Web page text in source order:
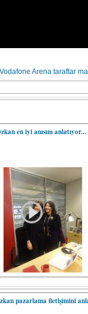
Vodafone Arena taraftar
en iyi anısını anlatıyor...
pazarlama iletişimini